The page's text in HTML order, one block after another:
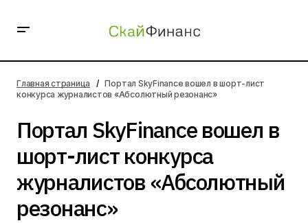
журналистов «Абсолютный резонанс»
Главная страница
Портал SkyFinance вошел в шорт-лист
конкурса журналистов «Абсолютный резонанс»
Портал SkyFinance вошел в
шорт-лист конкурса
журналистов «Абсолютный
резонанс»